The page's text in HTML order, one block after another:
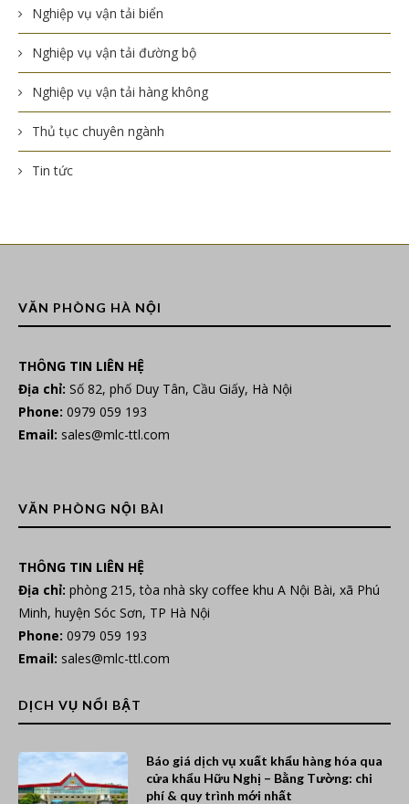
Nghiệp vụ vận tải biển
Nghiệp vụ vận tải đường bộ
Nghiệp vụ vận tải hàng không
Thủ tục chuyên ngành
Tin tức
VĂN PHÒNG HÀ NỘI
THÔNG TIN LIÊN HỆ
Địa chỉ: Số 82, phố Duy Tân, Cầu Giấy, Hà Nội
Phone: 0979 059 193
Email: sales@mlc-ttl.com
VĂN PHÒNG NỘI BÀI
THÔNG TIN LIÊN HỆ
Địa chỉ: phòng 215, tòa nhà sky coffee khu A Nội Bài, xã Phú
Minh, huyện Sóc Sơn, TP Hà Nội
Phone: 0979 059 193
Email: sales@mlc-ttl.com
DỊCH VỤ NỔI BẬT
Báo giá dịch vụ xuất khẩu hàng hóa qua
cửa khẩu Hữu Nghị – Bằng Tường: chi
phí & quy trình mới nhất